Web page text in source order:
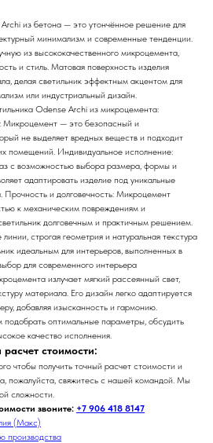
из бетона — это утончённое решение для
минимализм и современные тенденции.
из высококачественного микроцемента,
и стиль. Матовая поверхность изделия
делая светильник эффектным акцентом для
или индустриальный дизайн.
Odense Archi из микроцемента:
Микроцемент — это безопасный и
не выделяет вредных веществ и подходит
помещений. Индивидуальное исполнение:
с возможностью выбора размера, формы и
адаптировать изделие под уникальные
Прочность и долговечность: Микроцемент
к механическим повреждениям и
долговечным и практичным решением.
строгая геометрия и натуральная текстура
идеальным для интерьеров, выполненных в
для современного интерьера
излучает мягкий рассеянный свет,
материала. Его дизайн легко адаптируется
добавляя изысканность и гармонию.
оптимальные параметры, обсудить
качество исполнения.
стоимости:
чтобы получить точный расчет стоимости и
пожалуйста, свяжитесь с нашей командой. Мы
сложности.
звоните: +7 906 418 8147
(Макс)
производства